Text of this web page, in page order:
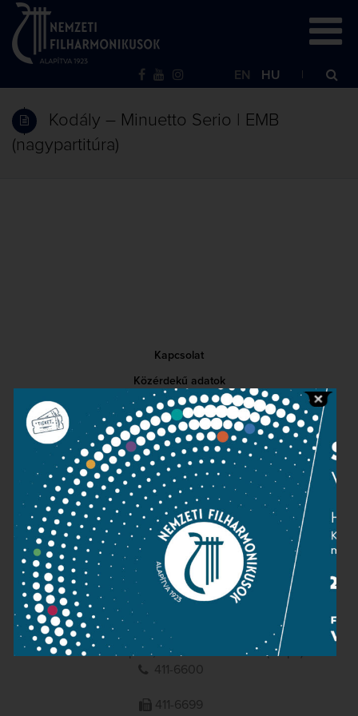
EN HU
Kodály – Minuetto Serio | EMB
(nagypartitúra)
Kapcsolat
Közérdekű adatok
Sajtószoba
Adatvédelem
Impresszum
NEMZETI
FILHARMONIKUSOK
1095 Budapest, Komor Marcell u. 1. (Müpa)
411-6600
411-6699